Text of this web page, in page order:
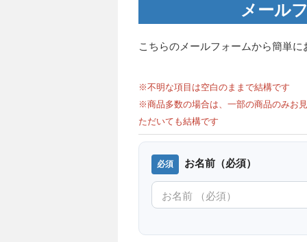
メール
こちらのメールフォームから簡単
※不明な項目は空白のままで結構です
※商品多数の場合は、一部の商品のみお
ただいても結構です
お名前（必須）